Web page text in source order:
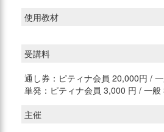
使用教材
受講料
通し券：ピティナ会員 20,000円 /
単発：ピティナ会員 3,000 円 / 一般
主催